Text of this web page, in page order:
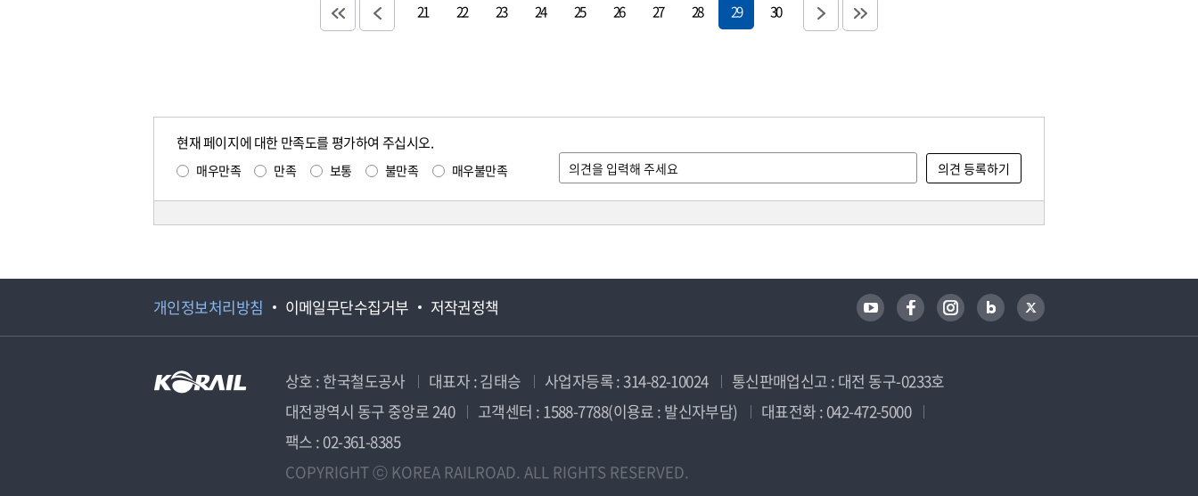
21 22 23 24 25 26 27 28 29 30
현재 페이지에 대한 만족도를 평가하여 주십시오.
매우만족 만족 보통 불만족 매우불만족
개인정보처리방침 이메일무단수집거부 저작권정책
상호 : 한국철도공사 대표자 : 김태승 사업자등록 : 314-82-10024
통신판매업신고 : 대전 동구-0233호
대전광역시 동구 중앙로 240
고객센터 : 1588-7788(이용료 : 발신자부담)
대표전화 : 042-472-5000
팩스 : 02-361-8385
COPYRIGHT ⓒ KOREA RAILROAD. ALL RIGHTS RESERVED.